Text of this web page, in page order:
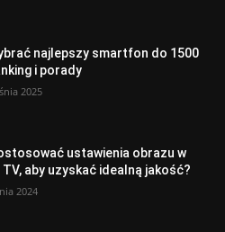
najlepszy smartfon do 1500
i porady
2025
ustawienia obrazu w
aby uzyskać idealną jakość?
2024